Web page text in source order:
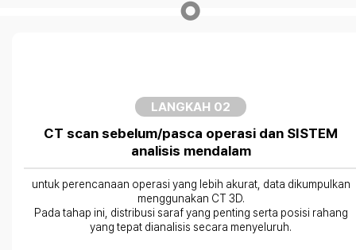
LANGKAH 02
CT scan sebelum/pasca operasi dan SISTEM
analisis mendalam
untuk perencanaan operasi yang lebih akurat, data dikumpulkan
menggunakan CT 3D.
Pada tahap ini, distribusi saraf yang penting serta posisi rahang
yang tepat dianalisis secara menyeluruh.